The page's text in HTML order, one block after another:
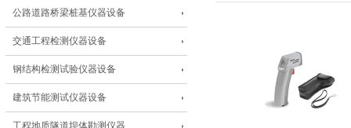
公路道路桥梁桩基仪器设备
交通工程检测仪器设备
钢结构检测试验仪器设备
建筑节能测试仪器设备
工程地质隧道坝体勘测仪器